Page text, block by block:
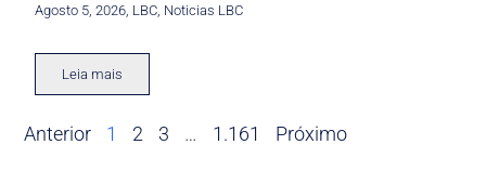
Agosto 5, 2026 LBC Noticias LBC
Leia mais
Anterior 1 2 3 … 1.161 Próximo